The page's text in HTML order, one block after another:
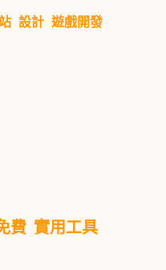
設計 遊戲開發
費 實用工具